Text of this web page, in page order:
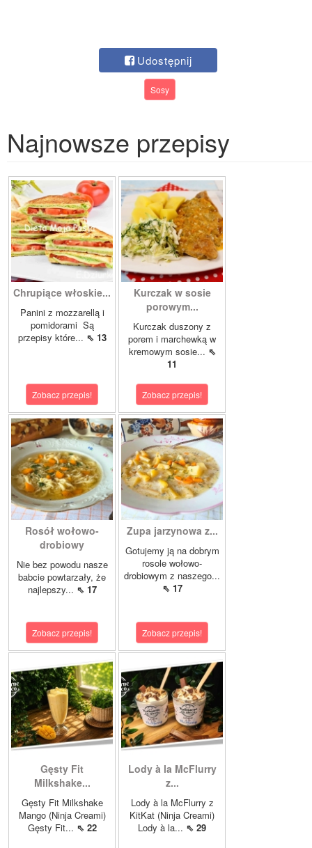
Udostępnij
Sosy
Najnowsze przepisy
Chrupiące włoskie...
Panini z mozzarellą i
pomidorami Są
przepisy które... ⇖ 13
Zobacz przepis!
Kurczak w sosie
porowym...
Kurczak duszony z
porem i marchewką w
kremowym sosie... ⇖
11
Zobacz przepis!
Rosół wołowo-
drobiowy
Nie bez powodu nasze
babcie powtarzały, że
najlepszy... ⇖ 17
Zobacz przepis!
Zupa jarzynowa z...
Gotujemy ją na dobrym
rosole wołowo-
drobiowym z naszego...
⇖ 17
Zobacz przepis!
Gęsty Fit
Milkshake...
Gęsty Fit Milkshake
Mango (Ninja Creami)
Gęsty Fit... ⇖ 22
Lody à la McFlurry
z...
Lody à la McFlurry z
KitKat (Ninja Creami)
Lody à la... ⇖ 29